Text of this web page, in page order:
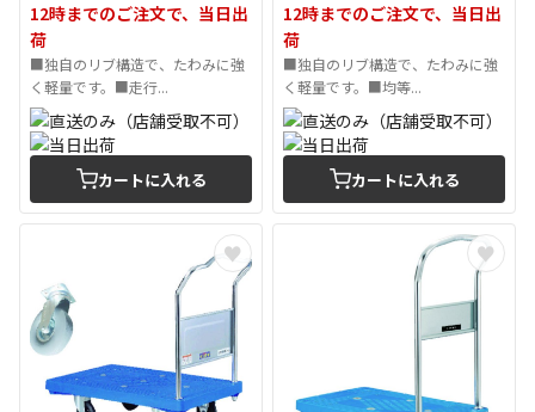
12時までのご注文で、当日出
荷
■独自のリブ構造で、たわみに強
く軽量です。■走行...
カートに入れる
12時までのご注文で、当日出
荷
■独自のリブ構造で、たわみに強
く軽量です。■均等...
カートに入れる